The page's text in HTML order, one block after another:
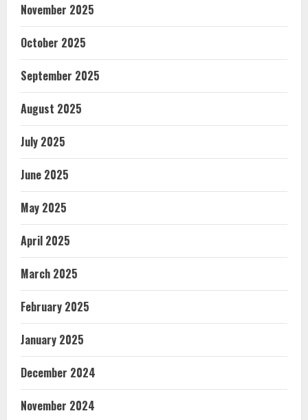
November 2025
October 2025
September 2025
August 2025
July 2025
June 2025
May 2025
April 2025
March 2025
February 2025
January 2025
December 2024
November 2024